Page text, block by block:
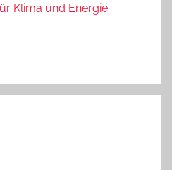
Klima und Energie